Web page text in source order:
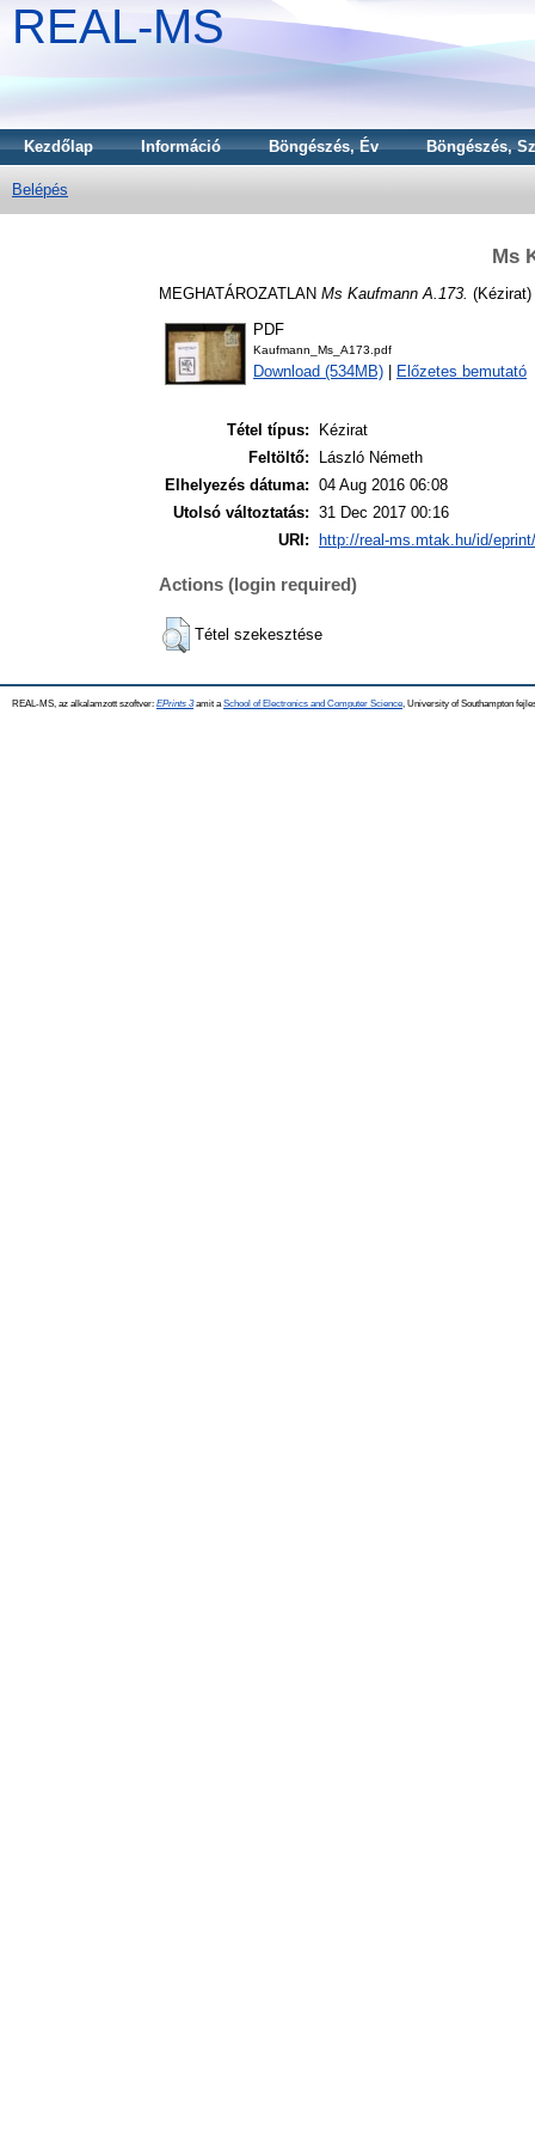
REAL-MS
Kezdőlap Információ Böngészés, Év Böngészés,
Belépés
Ms
MEGHATÁROZATLAN Ms Kaufmann A.173. (Kézirat)
PDF
Kaufmann_Ms_A173.pdf
Download (534MB) Előzetes bemutató
Tétel típus:
Kézirat
Feltöltő:
László Németh
Elhelyezés dátuma: 04 Aug 2016 06:08
Utolsó változtatás: 31 Dec 2017 00:16
URI:
http://real-ms.mtak.hu/id/
Actions (login required)
Tétel szekesztése
REAL-MS, az alkalamzott szoftver: EPrints 3amit a School of Electronics and Computer Science , University of Southampton